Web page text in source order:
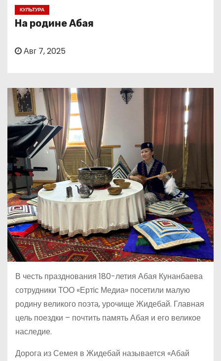
КУЛЬТУРА
На родине Абая
Авг 7, 2025
В честь празднования 180-летия Абая Кунанбаева
сотрудники ТОО «Ертiс Медиа» посетили малую
родину великого поэта, урочище Жидебай. Главная
цель поездки – почтить память Абая и его великое
наследие.
Дорога из Семея в Жидебай называется «Абай